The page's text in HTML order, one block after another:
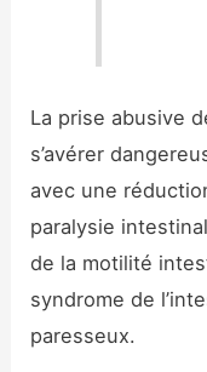
La prise abusive
s’avérer
avec une
paralysie
de la motilité
syndrome de
paresseux.